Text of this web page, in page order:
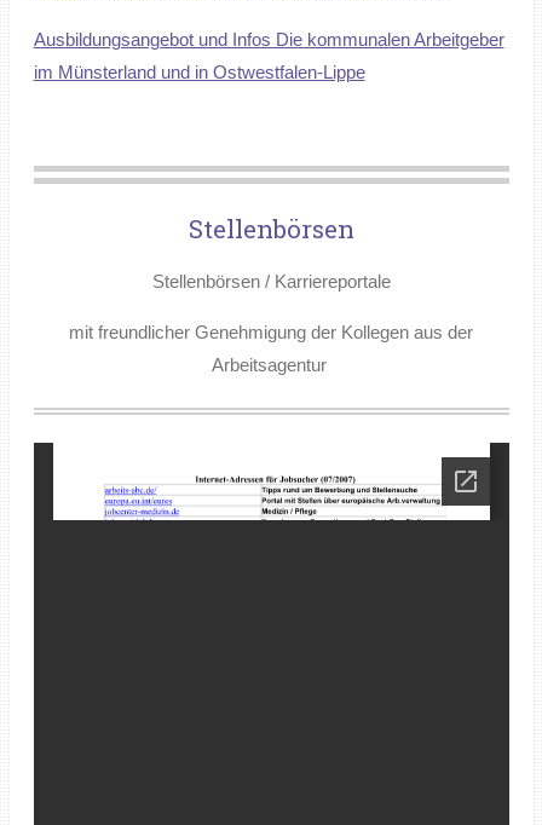
Ausbildungsangebot und Infos Die kommunalen Arbeitgeber
im Münsterland und in Ostwestfalen-Lippe
Stellenbörsen
Stellenbörsen / Karriereportale
mit freundlicher Genehmigung der Kollegen aus der
Arbeitsagentur